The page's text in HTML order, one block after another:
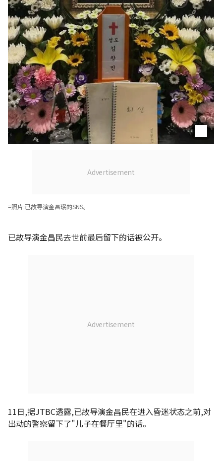
=照片:已故导演金昌珉的SNS。
已故导演金昌民去世前最后留下的话被公开。
11日,据JTBC透露,已故导演金昌民在进入昏迷状态之前,对
出动的警察留下了"儿子在餐厅里"的话。